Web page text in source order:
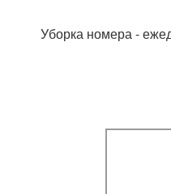
Уборка номера -